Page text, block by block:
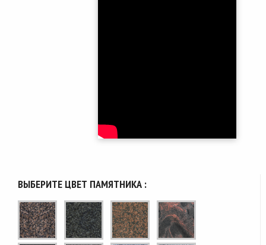
ВЫБЕРИТЕ ЦВЕТ ПАМЯТНИКА :